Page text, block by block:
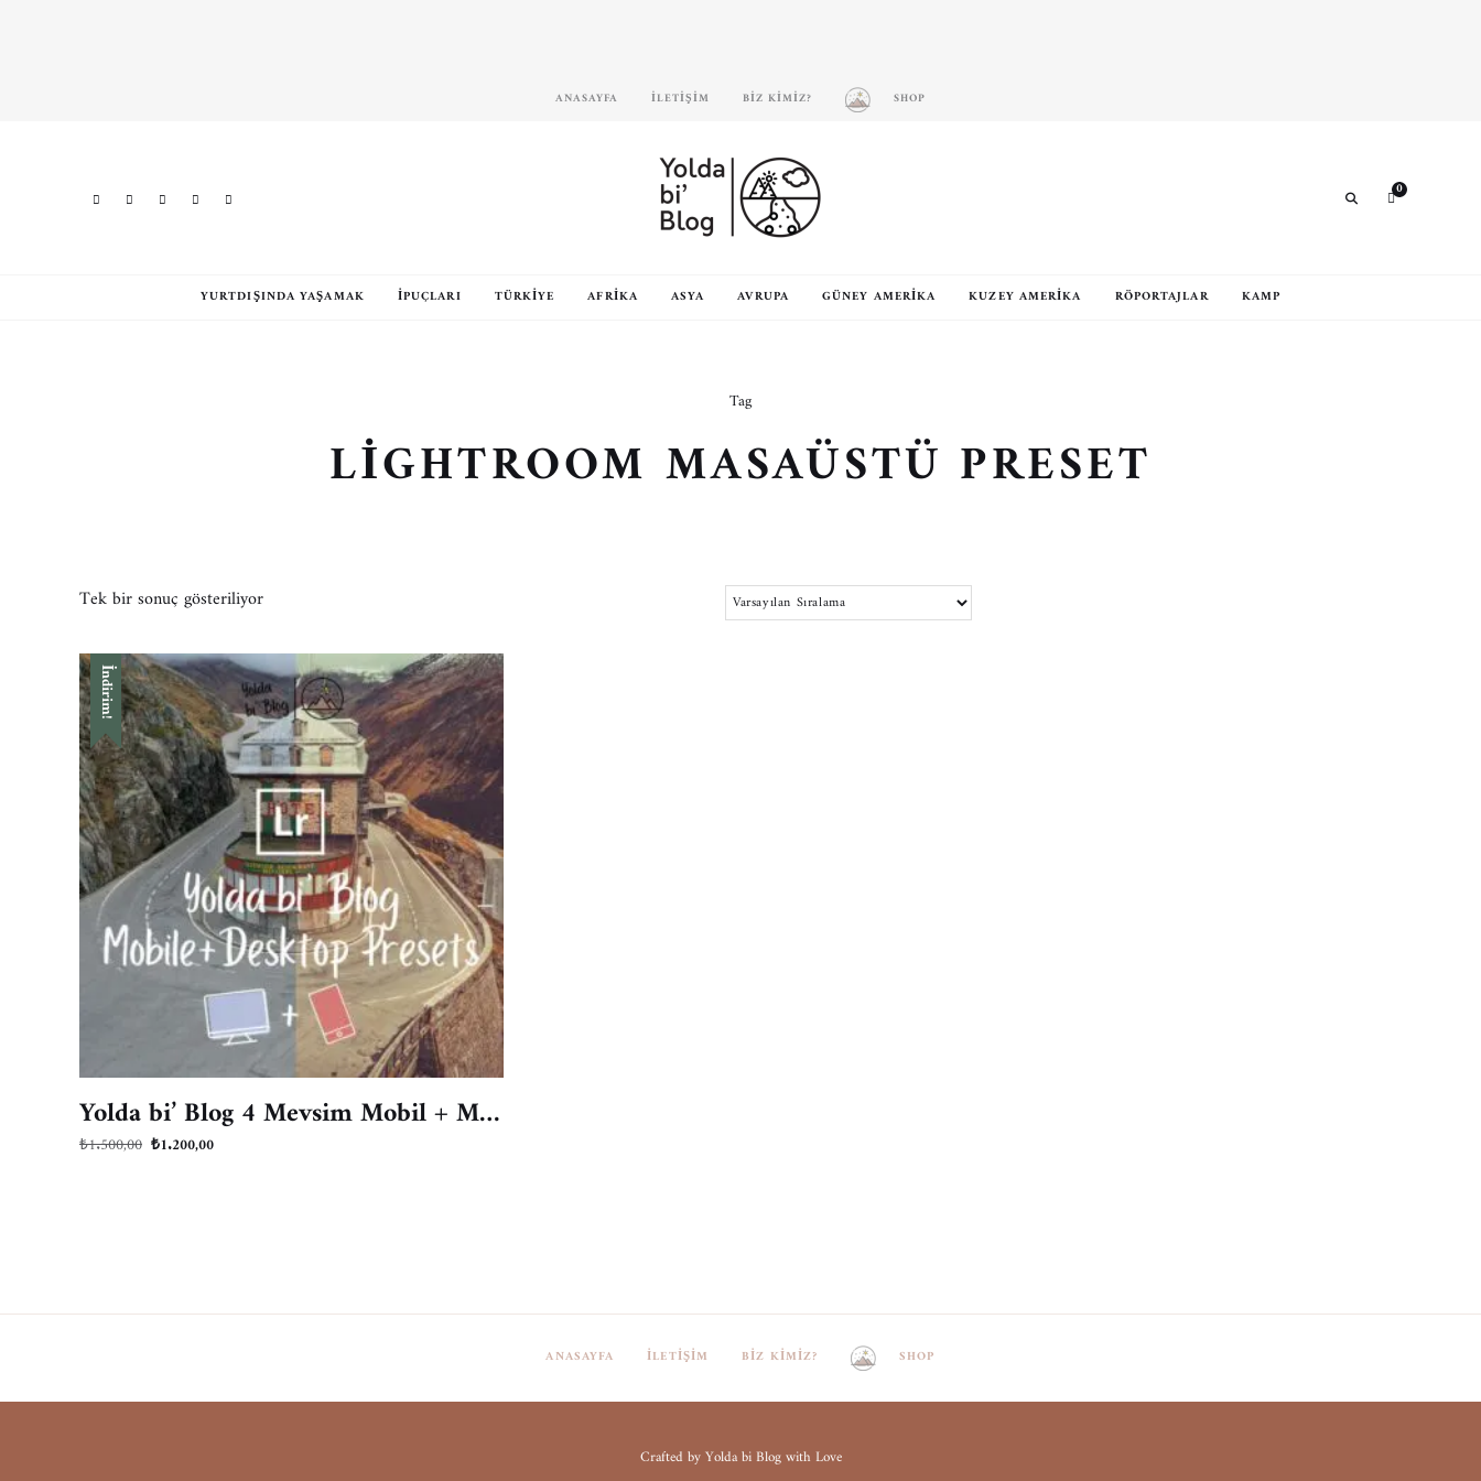
ANASAYFA İLETIŞIM BIZ KIMIZ? SHOP
0
YURTDIŞINDA YAŞAMAK İPUÇLARI TÜRKIYE AFRIKA ASYA AVRUPA GÜNEY AMERIKA KUZEY AMERIKA RÖPORTAJLAR KAMP
Tag
LIGHTROOM MASAÜSTÜ PRESET
Tek bir sonuç gösteriliyor
İndirim!
Yolda bi’ Blog 4 Mevsim Mobil + Masaüstü Lightroom Preset
₺1.500,00 Orijinal
₺1.200,00
ANASAYFA İLETIŞIM BIZ KIMIZ? SHOP
Crafted by Yolda bi Blog with Love